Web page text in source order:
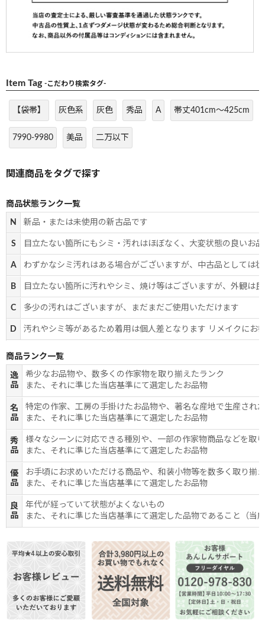
Item Tag -こだわり検索タグ-
【袋帯】 灰色系 灰色 秀品 A 帯丈401cm～425cm
7990-9980 美品 二万以下
商品状態ランク一覧
N 新品・または未使用の新古品です
S 目立たない箇所にもシミ・汚れはほぼなく、大変状態の良いお
A わずかなシミ汚れはある場合がございますが、中古品としては
B 目立たない箇所に汚れやシミ、焼け等はございますが、外観は
C 多少の汚れはございますが、まだまだご使用いただけます
D 汚れやシミ等があるため着用は個人差となります リメイクにお
商品ランク一覧
逸
品
希少なお品物や、数多くの作家物を取り揃えたランク
また、それに準じた当店基準にて選定したお品物
名
品
特定の作家、工房の手掛けたお品物や、著名な産地で生産され
また、それに準じた当店基準にて選定したお品物
秀
品
様々なシーンに対応できる種別や、一部の作家物商品などを取
また、それに準じた当店基準にて選定したお品物
優
品
お手頃にお求めいただける商品や、和装小物等を数多く取り揃
また、それに準じた当店基準にて選定したお品物
良
品
年代が経っていて状態がよくないもの
また、それに準じた当店基準にて選定した品物であること（当